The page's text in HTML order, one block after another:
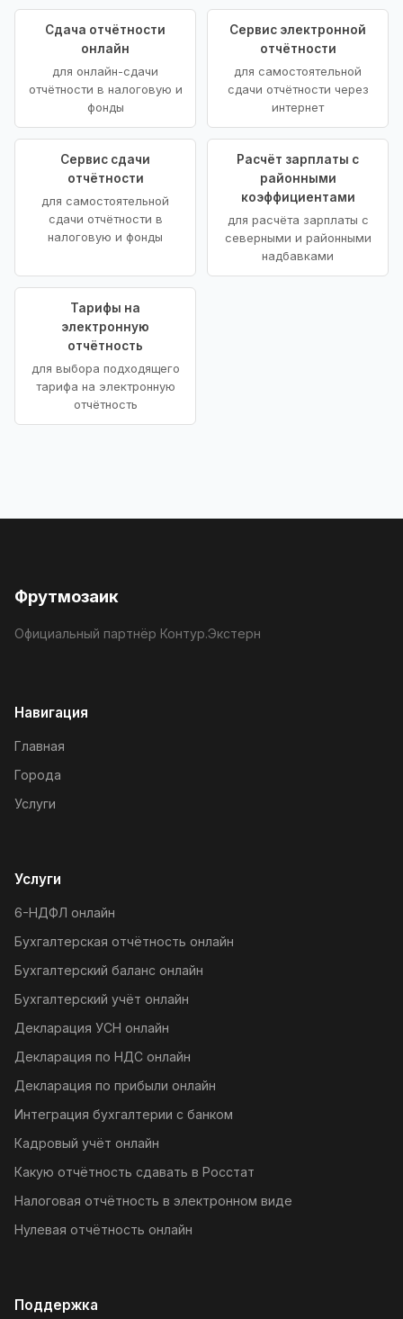
Сдача отчётности
онлайн
для онлайн-сдачи
отчётности в налоговую и
фонды
Сервис электронной
отчётности
для самостоятельной
сдачи отчётности через
интернет
Сервис сдачи
отчётности
для самостоятельной
сдачи отчётности в
налоговую и фонды
Расчёт зарплаты с
районными
коэффициентами
для расчёта зарплаты с
северными и районными
надбавками
Тарифы на
электронную
отчётность
для выбора подходящего
тарифа на электронную
отчётность
Фрутмозаик
Официальный партнёр Контур.Экстерн
Навигация
Главная
Города
Услуги
Услуги
6-НДФЛ онлайн
Бухгалтерская отчётность онлайн
Бухгалтерский баланс онлайн
Бухгалтерский учёт онлайн
Декларация УСН онлайн
Декларация по НДС онлайн
Декларация по прибыли онлайн
Интеграция бухгалтерии с банком
Кадровый учёт онлайн
Какую отчётность сдавать в Росстат
Налоговая отчётность в электронном виде
Нулевая отчётность онлайн
Поддержка